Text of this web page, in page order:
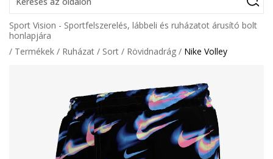
Sport Vision - Sportfelszerelés, lábbeli és ruházatot árusító bolt
honlapjára
Termékek
Ruházat Sort Rövidnadrág Nike Volley